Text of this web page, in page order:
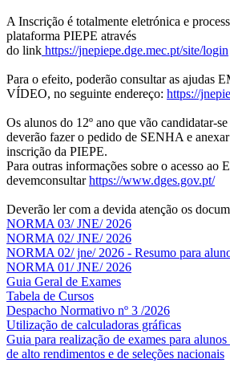
A Inscrição é totalmente eletrónica e
plataforma PIEPE através
do link https://jnepiepe.dge.mec.pt/site/login
Para o efeito, poderão consultar as ajudas
VÍDEO, no seguinte endereço: https://
Os alunos do 12º ano que vão candidatar-
deverão fazer o pedido de SENHA e
inscrição da PIEPE.
Para outras informações sobre o acesso ao
devemconsultarhttps://www.dges.gov.pt/
Deverão ler com a devida atenção os
NORMA 03/ JNE/ 2026
NORMA 02/ JNE/ 2026
NORMA 02/ jne/ 2026 - Resumo para
NORMA 01/ JNE/ 2026
Guia Geral de Exames
Tabela de Cursos
Despacho Normativo nº 3 /2026
Utilização de calculadoras gráficas
Guia para realização de exames para
de alto rendimentos e de seleções nacionais